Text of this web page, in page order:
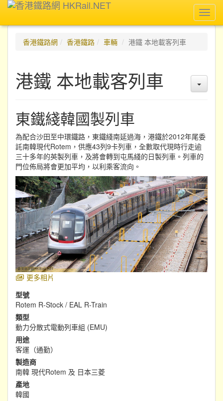
香港鐵路網
香港鐵路 車輛 港鐵 本地載客列車
港鐵 本地載客列車
東鐵綫韓國製列車
為配合沙田至中環鐵路，東鐵綫南延過海，港鐵於2012年尾委
託南韓現代Rotem，供應43列9卡列車，全數取代現時行走逾
三十多年的英製列車，及將會轉到屯馬綫的日製列車。列車的
門位佈局將會更加平均，以利乘客流向。
更多相片
型號
Rotem R-Stock / EAL R-Train
類型
動力分散式電動列車組 (EMU)
用途
客運（通勤）
製造商
南韓 現代Rotem 及 日本三菱
產地
韓國